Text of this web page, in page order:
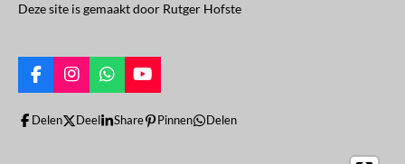
Deze site is gemaakt door Rutger Hofste
F
a
c
I
n
s
t
W
h
a
t
Y
o
u
T
Delen Deel Share Pinnen Delen